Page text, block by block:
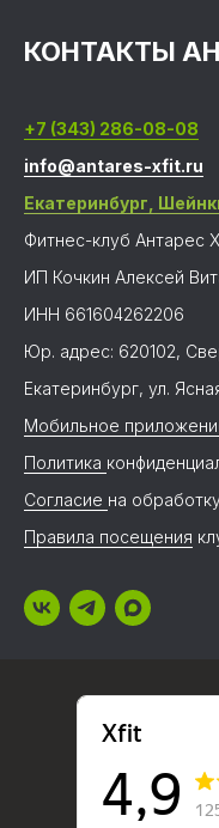
КОНТАКТЫ
+7 (343) 286-08-08
info@antares-xfit.ru
Екатеринбург,
Фитнес-клуб Антарес
ИП Кочкин Алексей
ИНН 661604262206
Юр. адрес: 620102,
Екатеринбург, ул.
Мобильное
Политика
Согласие на
Правила посещения